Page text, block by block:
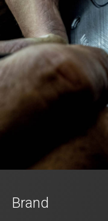
Brand